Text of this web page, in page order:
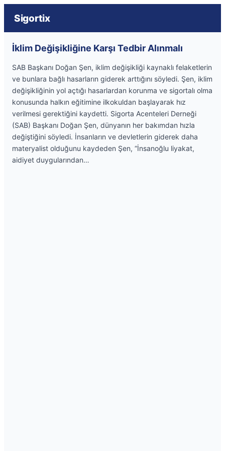
Sigortix
İklim Değişikliğine Karşı Tedbir Alınmalı
SAB Başkanı Doğan Şen, iklim değişikliği kaynaklı felaketlerin
ve bunlara bağlı hasarların giderek arttığını söyledi. Şen, iklim
değişikliğinin yol açtığı hasarlardan korunma ve sigortalı olma
konusunda halkın eğitimine ilkokuldan başlayarak hız
verilmesi gerektiğini kaydetti. Sigorta Acenteleri Derneği
(SAB) Başkanı Doğan Şen, dünyanın her bakımdan hızla
değiştiğini söyledi. İnsanların ve devletlerin giderek daha
materyalist olduğunu kaydeden Şen, “İnsanoğlu liyakat,
aidiyet duygularından…